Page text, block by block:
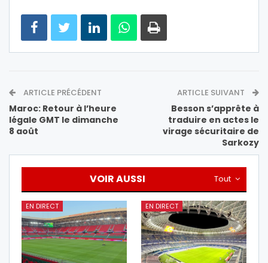
ARTICLE PRÉCÉDENT
Maroc: Retour à l’heure
légale GMT le dimanche
8 août
ARTICLE SUIVANT
Besson s’apprête à
traduire en actes le
virage sécuritaire de
Sarkozy
Tout
VOIR AUSSI
EN DIRECT EN DIRECT